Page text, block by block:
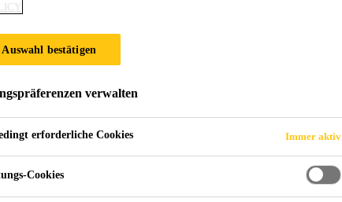
SERVICE
bestätigen
verwalten
erforderliche Cookies Immer aktiv
Cookies